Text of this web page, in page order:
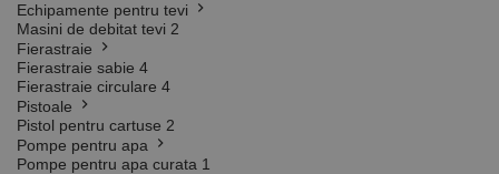
Echipamente pentru tevi
Masini de debitat tevi 2
Fierastraie
Fierastraie sabie 4
Fierastraie circulare 4
Pistoale
Pistol pentru cartuse 2
Pompe pentru apa
Pompe pentru apa curata 1